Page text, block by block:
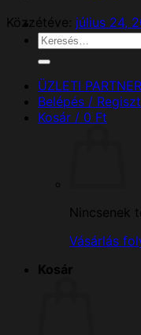
Keresés
ÜZLETI
Belépés /
Kosár / 0 Ft
Nincsenek
Vásárlás
Kosár
Közzétéve: július 24,